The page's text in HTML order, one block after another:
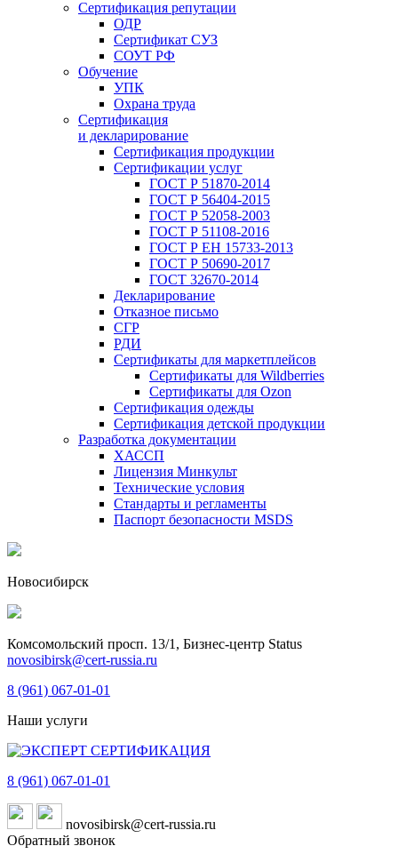
Сертификация репутации
ОДР
Сертификат СУЗ
СОУТ РФ
Обучение
УПК
Охрана труда
Сертификация
и декларирование
Сертификация продукции
Сертификации услуг
ГОСТ Р 51870-2014
ГОСТ Р 56404-2015
ГОСТ Р 52058-2003
ГОСТ Р 51108-2016
ГОСТ Р ЕН 15733-2013
ГОСТ Р 50690-2017
ГОСТ 32670-2014
Декларирование
Отказное письмо
СГР
РДИ
Сертификаты для маркетплейсов
Сертификаты для Wildberries
Сертификаты для Ozon
Сертификация одежды
Сертификация детской продукции
Разработка документации
ХАССП
Лицензия Минкульт
Технические условия
Стандарты и регламенты
Паспорт безопасности MSDS
Новосибирск
Комсомольский просп. 13/1, Бизнес-центр Status
novosibirsk@cert-russia.ru
8 (961) 067-01-01
Наши услуги
8 (961) 067-01-01
novosibirsk@cert-russia.ru
Обратный звонок